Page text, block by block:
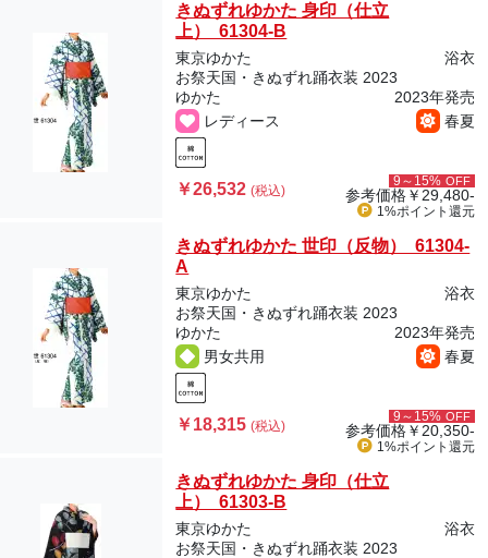
きぬずれゆかた 身印（仕立
上） 61304-B
東京ゆかた
浴衣
お祭天国・きぬずれ踊衣装 2023
ゆかた
2023年発売
レディース
春夏
￥26,532(税込)
9～15% OFF
参考価格￥29,480-
1%ポイント 還元
きぬずれゆかた 世印（反物） 61304-
A
東京ゆかた
浴衣
お祭天国・きぬずれ踊衣装 2023
ゆかた
2023年発売
男女共用
春夏
￥18,315(税込)
9～15% OFF
参考価格￥20,350-
1%ポイント 還元
きぬずれゆかた 身印（仕立
上） 61303-B
東京ゆかた
浴衣
お祭天国・きぬずれ踊衣装 2023